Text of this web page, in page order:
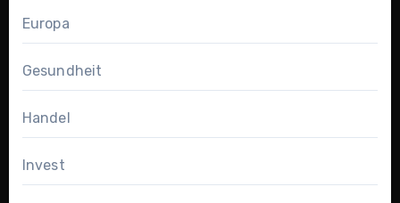
Europa
Gesundheit
Handel
Invest